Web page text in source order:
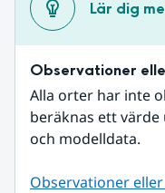
Lär dig
Observationer
Alla orter har inte
beräknas ett
och modelldata.
Observationer